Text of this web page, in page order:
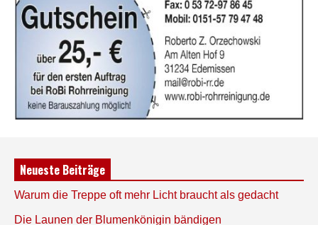
Neueste Beiträge
Warum die Treppe oft mehr Licht braucht als gedacht
Die Launen der Blumenkönigin bändigen